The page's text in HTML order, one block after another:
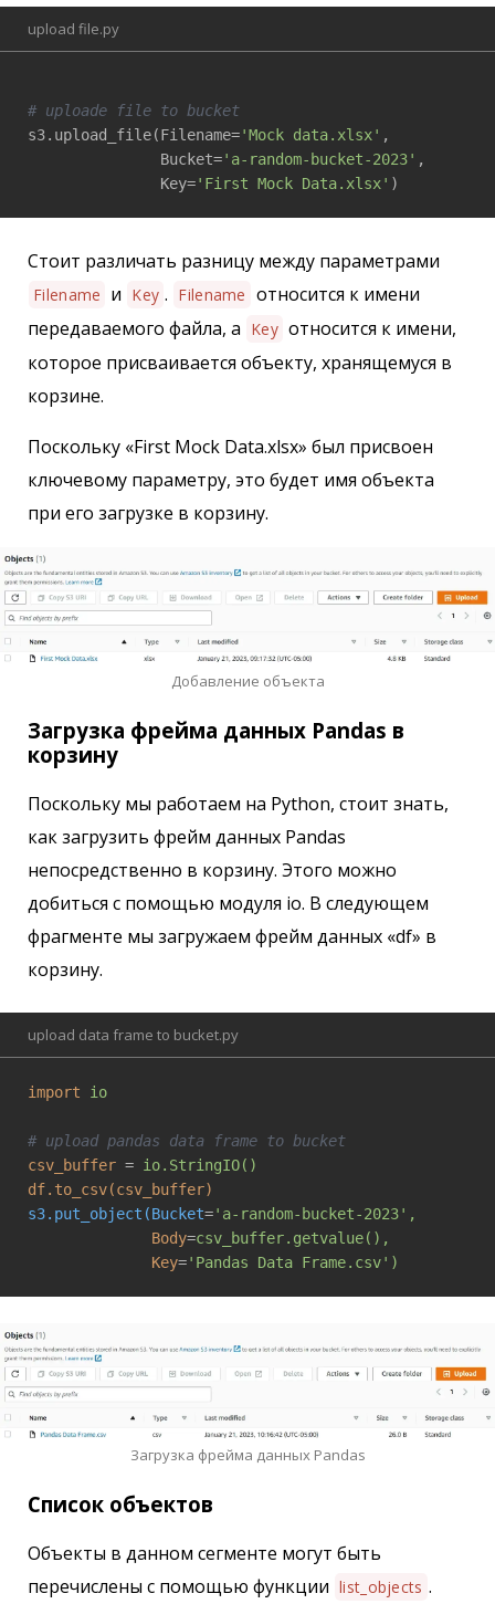
upload file.py
# uploade file to bucket
s3.upload_file(Filename='Mock data.xlsx' ,
               Bucket=
'a-random-bucket-2023' ,
               Key=
'First Mock Data.xlsx' )
Стоит различать разницу между параметрами
Filename и Key . Filename относится к имени
передаваемого файла, а Key относится к имени,
которое присваивается объекту, хранящемуся в
корзине.
Поскольку «First Mock Data.xlsx» был присвоен
ключевому параметру, это будет имя объекта
при его загрузке в корзину.
Добавление объекта
Загрузка фрейма данных Pandas в
корзину
Поскольку мы работаем на Python, стоит знать,
как загрузить фрейм данных Pandas
непосредственно в корзину. Этого можно
добиться с помощью модуля io. В следующем
фрагменте мы загружаем фрейм данных «df» в
корзину.
upload data frame to bucket.py
import io
# upload pandas data frame to bucket
csv_buffer = io.StringIO()
df.to_csv(csv_buffer)
s3.put_object(Bucket='a-random-bucket-2023',
Body=csv_buffer.getvalue(),
Key='Pandas Data Frame.csv')
Загрузка фрейма данных Pandas
Список объектов
Объекты в данном сегменте могут быть
перечислены с помощью функции list_objects .